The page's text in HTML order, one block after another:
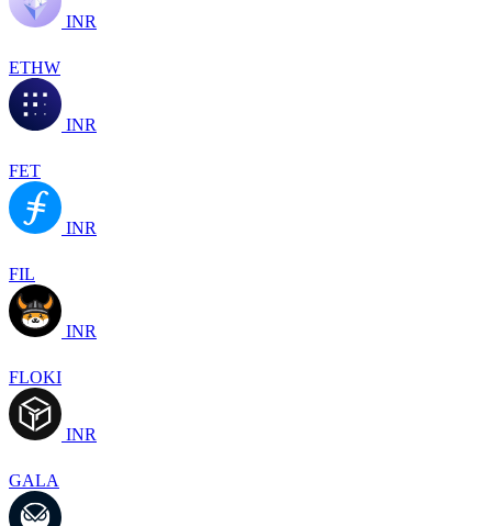
INR
ETHW
INR
FET
INR
FIL
INR
FLOKI
INR
GALA